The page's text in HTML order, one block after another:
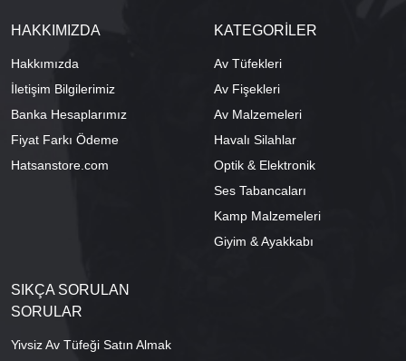
HAKKIMIZDA
Hakkımızda
İletişim Bilgilerimiz
Banka Hesaplarımız
Fiyat Farkı Ödeme
Hatsanstore.com
KATEGORİLER
Av Tüfekleri
Av Fişekleri
Av Malzemeleri
Havalı Silahlar
Optik & Elektronik
Ses Tabancaları
Kamp Malzemeleri
Giyim & Ayakkabı
SIKÇA SORULAN
SORULAR
Yivsiz Av Tüfeği Satın Almak